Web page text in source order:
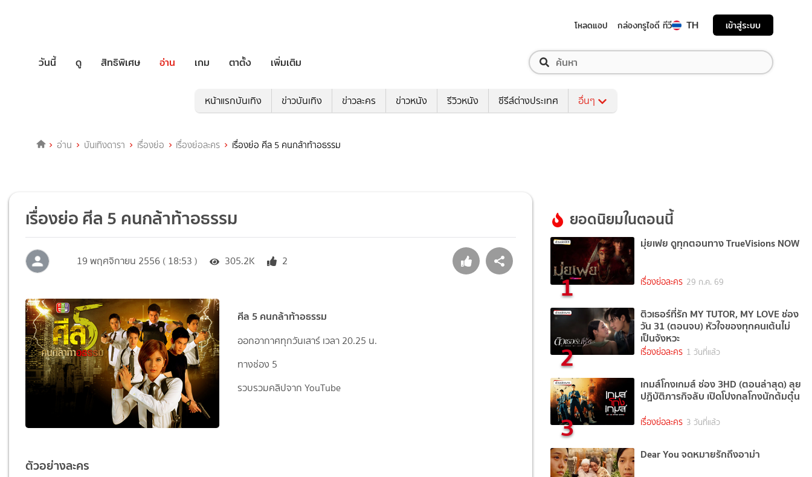
โหลดแอป กล่องทรูไอดี ทีวี TH เข้าสู่ระบบ
วันนี้ ดู สิทธิพิเศษ อ่าน เกม ตาตั้ง เพิ่มเติม
หน้าแรกบันเทิง ข่าวบันเทิง ข่าวละคร ข่าวหนัง รีวิวหนัง ซีรีส์ต่างประเทศ อื่นๆ
อ่าน บันเทิงดารา เรื่องย่อ เรื่องย่อละคร เรื่องย่อ ศีล 5 คนกล้าท้าอธรรม
เรื่องย่อ ศีล 5 คนกล้าท้าอธรรม
19 พฤศจิกายน 2556 ( 18:53 ) 305.2K 2
ศีล 5 คนกล้าท้าอธรรม
ออกอากาศทุกวันเสาร์ เวลา 20.25 น.
ทางช่อง 5
รวบรวมคลิปจาก YouTube
ตัวอย่างละคร
ยอดนิยมในตอนนี้
1
มุ่ยเฟย ดูทุกตอนทาง TrueVisions NOW
เรื่องย่อละคร 29 ก.ค. 69
2
ติวเธอร์ที่รัก MY TUTOR, MY LOVE ช่อง
วัน 31 (ตอนจบ) หัวใจของทุกคนเต้นไม่
เป็นจังหวะ
เรื่องย่อละคร 1 วันที่แล้ว
3
เกมส์โกงเกมส์ ช่อง 3HD (ตอนล่าสุด) ลุย
ปฏิบัติภารกิจลับ เปิดโปงกลโกงนักต้มตุ๋น
เรื่องย่อละคร 3 วันที่แล้ว
Dear You จดหมายรักถึงอาม่า